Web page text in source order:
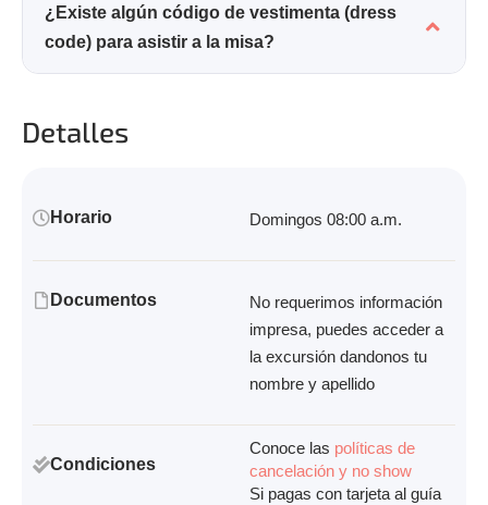
¿Existe algún código de vestimenta (dress
code) para asistir a la misa?
Detalles
Horario Domingos 08:00 a.m.
Documentos
No requerimos información
impresa, puedes acceder a
la excursión dandonos tu
nombre y apellido
Condiciones
Conoce las políticas de
cancelación y no show
Si pagas con tarjeta al guía